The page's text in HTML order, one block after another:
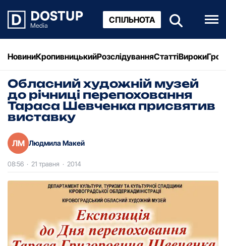
СПІЛЬНОТА
НовиниКропивницькийРозслідуванняСтаттіВироки
Обласний художній музей
до річниці перепоховання
Тараса Шевченка присвятив
виставку
ЛМ Людмила Макей
08:56 · 21 травня · 2014